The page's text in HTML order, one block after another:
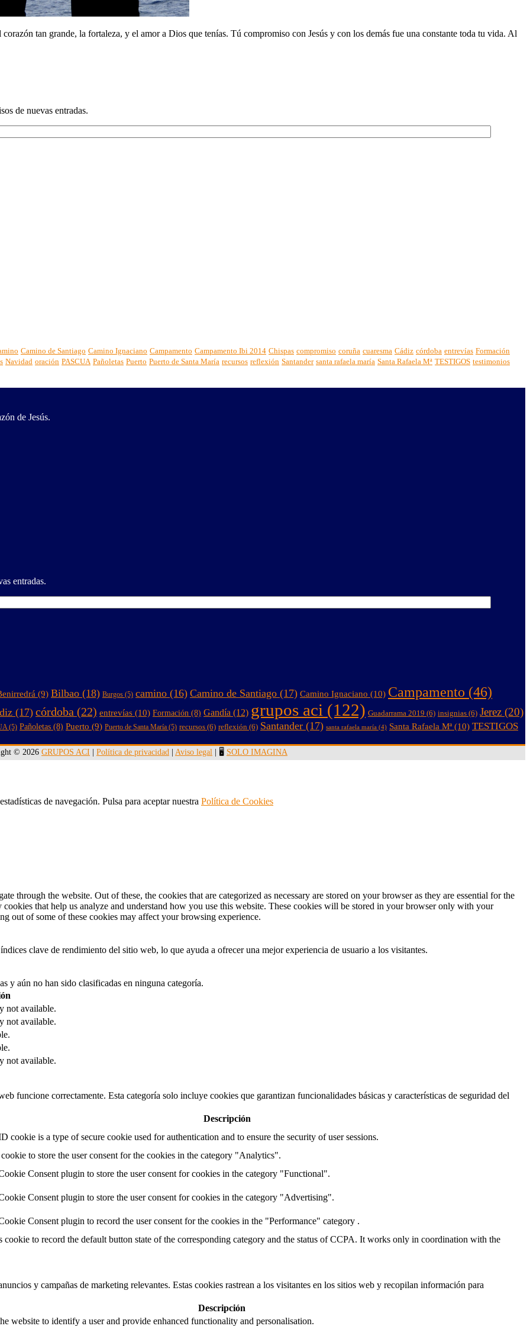
tan grande, la fortaleza, y el amor a Dios que tenías. Tú compromiso con Jesús y con los demás fue una constante toda tu vida. Al
de nuevas entradas.
Camino de Santiago Camino Ignaciano Campamento Campamento Ibi 2014 Chispas compromiso coruña cuaresma Cádiz córdoba entrevías Formación
Navidad oración PASCUA Pañoletas Puerto Puerto de Santa María recursos reflexión Santander santa rafaela maría Santa Rafaela Mª TESTIGOS testimonios
de Jesús.
entradas.
(9) Bilbao (18) Burgos (5) camino (16) Camino de Santiago (17) Camino Ignaciano (10) Campamento (46)
(17) córdoba (22) entrevías (10) Formación (8) Gandía (12) grupos aci (122) Guadarrama 2019 (6) insignias (6) Jerez (20)
(5) Pañoletas (8) Puerto (9) Puerto de Santa María (5) recursos (6) reflexión (6) Santander (17) santa rafaela maría (4) Santa Rafaela Mª (10) TESTIGOS
© 2026 GRUPOS ACI Política de privacidad Aviso legal | 🖥️ SOLO IMAGINA
de navegación. Pulsa para aceptar nuestra Política de Cookies
through the website. Out of these, the cookies that are categorized as necessary are stored on your browser as they are essential for the
that help us analyze and understand how you use this website. These cookies will be stored in your browser only with your
out of some of these cookies may affect your browsing experience.
clave de rendimiento del sitio web, lo que ayuda a ofrecer una mejor experiencia de usuario a los visitantes.
y aún no han sido clasificadas en ninguna categoría.
not available.
not available.
not available.
funcione correctamente. Esta categoría solo incluye cookies que garantizan funcionalidades básicas y características de seguridad del
Descripción
cookie is a type of secure cookie used for authentication and to ensure the security of user sessions.
to store the user consent for the cookies in the category "Analytics".
Consent plugin to store the user consent for cookies in the category "Functional".
Consent plugin to store the user consent for cookies in the category "Advertising".
Consent plugin to record the user consent for the cookies in the "Performance" category .
cookie to record the default button state of the corresponding category and the status of CCPA. It works only in coordination with the
y campañas de marketing relevantes. Estas cookies rastrean a los visitantes en los sitios web y recopilan información para
Descripción
website to identify a user and provide enhanced functionality and personalisation.